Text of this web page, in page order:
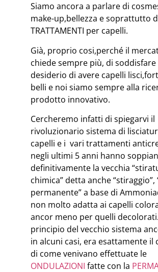
Siamo ancora a parlare di
make-up,bellezza e soprattutto
TRATTAMENTI per capelli.
Già, proprio cosi,perché il
chiede sempre più, di soddisfare
desiderio di avere capelli
belli e noi siamo sempre alla
prodotto innovativo.
Cercheremo infatti di spiegarvi il
rivoluzionario sistema di
capelli e i vari trattamenti
negli ultimi 5 anni hanno
definitivamente la vecchia
chimica” detta anche “stiraggio”,
permanente” a base di
non molto adatta ai capelli
ancor meno per quelli
principio del vecchio sistema
in alcuni casi, era esattamente il
di come venivano effettuate le
ONDULAZIONI fatte con la